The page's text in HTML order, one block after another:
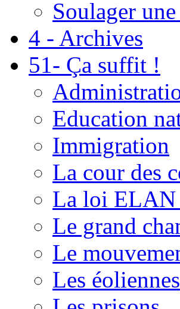
Soulager
4 - Archives
51- Ça suffit !
Education
Immigration
La cour des
La loi ELAN
Le grand
Le
Les éoliennes